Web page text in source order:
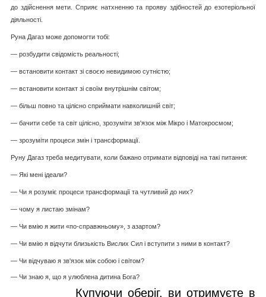
до здійснення мети. Сприяє натхненню та прояву здібностей до езотеріольної
діяльності.
Руна Дагаз може допомогти тобі:
— розбудити свідомість реальності;
— встановити контакт зі своєю невидимою сутністю;
— встановити контакт зі своїм внутрішнім світом;
— більш повно та цілісно сприймати навколишній світ;
— бачити себе та світ цілісно, зрозуміти зв'язок між Мікро і Матокросмом;
— зрозуміти процеси змін і трансформації.
Руну Дагаз треба медитувати, коли бажано отримати відповіді на такі питання:
— Які мені ідеали?
— Чи я розуміє процеси трансформації та чутливий до них?
— чому я листаю змінам?
— Чи вмію я жити «по-справжньому», з азартом?
— Чи вмію я відчути близькість Вислих Сил і вступити з ними в контакт?
— Чи відчуваю я зв'язок між собою і світом?
— Чи знаю я, що я улюблена дитина Бога?
Купуючи оберіг, ви отримуєте в